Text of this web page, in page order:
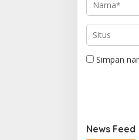
Simpan
News Feed